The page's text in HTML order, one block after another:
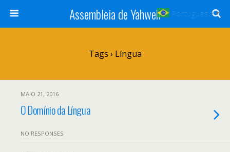
Assembleia de Yahweh
Tags › Língua
MAIO 21, 2016
O Domínio da Língua
NO RESPONSES
Portuguese ▼